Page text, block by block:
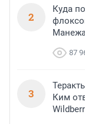
2
Куда
87
3
Ким